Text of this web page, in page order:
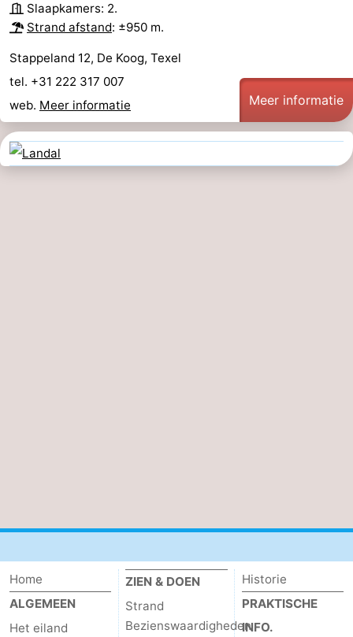
Slaapkamers: 2.
Strand afstand: ±950 m.
Stappeland 12, De Koog, Texel
tel. +31 222 317 007
web. Meer informatie Meer informatie
Home
ALGEMEEN
Het eiland
ZIEN & DOEN
Strand
Bezienswaardigheden
Historie
PRAKTISCHE
INFO.